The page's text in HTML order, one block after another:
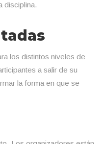
disciplina.
los distintos niveles de
a salir de su
la forma en que se